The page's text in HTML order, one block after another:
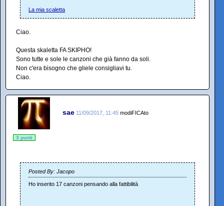
La mia scaletta
Ciao.
Questa skaletta FA SKIPHO!
Sono tutte e sole le canzoni che già fanno da soli.
Non c'era bisogno che gliele consigliavi tu.
Ciao.
sae 11/09/2017, 11:45 modiFICAto
3 punti
Posted By: Jacopo
Ho inserito 17 canzoni pensando alla fattibilità